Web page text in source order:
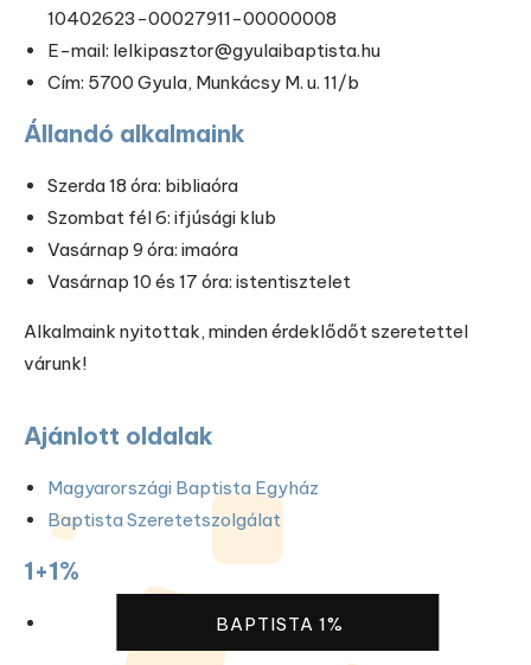
10402623-00027911-00000008
E-mail: lelkipasztor@gyulaibaptista.hu
Cím: 5700 Gyula, Munkácsy M. u. 11/b
Állandó alkalmaink
Szerda 18 óra: bibliaóra
Szombat fél 6: ifjúsági klub
Vasárnap 9 óra: imaóra
Vasárnap 10 és 17 óra: istentisztelet
Alkalmaink nyitottak, minden érdeklődőt szeretettel
várunk!
Ajánlott oldalak
Magyarországi Baptista Egyház
Baptista Szeretetszolgálat
1+1%
BAPTISTA 1%